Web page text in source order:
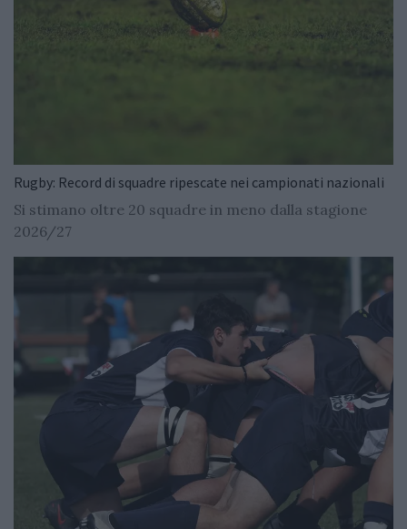
Rugby: Record di squadre ripescate nei campionati nazionali
Si stimano oltre 20 squadre in meno dalla stagione
2026/27